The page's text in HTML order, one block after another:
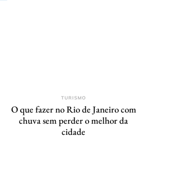
TURISMO
O que fazer no Rio de Janeiro com
chuva sem perder o melhor da
cidade